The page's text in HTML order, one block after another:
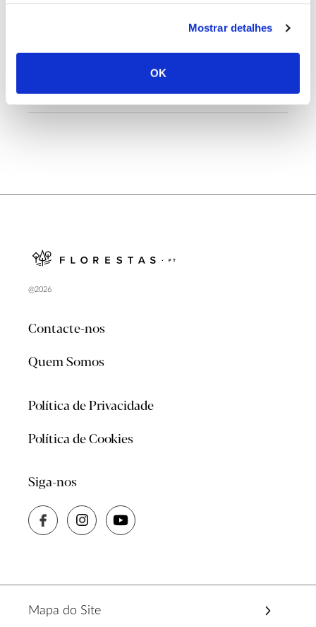
Mostrar detalhes
OK
@2026
Contacte-nos
Quem Somos
Política de Privacidade
Política de Cookies
Siga-nos
Mapa do Site